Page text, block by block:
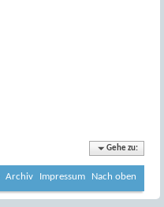
Gehe zu:
Archiv Impressum Nach oben